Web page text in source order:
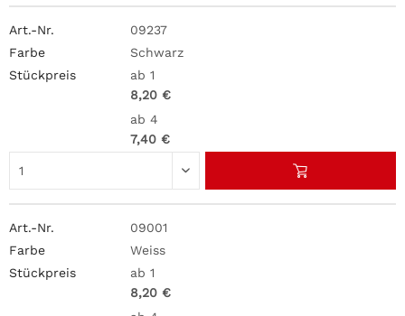
09237
Schwarz
ab 1
8,20 €
ab 4
7,40 €
09001
Weiss
ab 1
8,20 €